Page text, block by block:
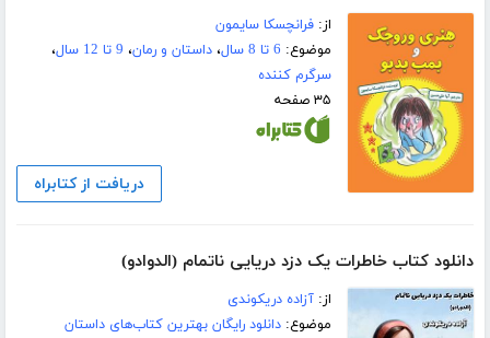
از:فرانچسکا سایمون
موضوع: 6 تا 8 سال ،داستان و رمان، 9 تا 12 سال
،
سرگرم کننده
۳۵ صفحه
دریافت از کتابراه
دانلود کتاب خاطرات یک دزد دریایی ناتمام (الدوادو)
از:آزاده دریکوندی
موضوع:دانلود رایگان بهترین کتاب‌های داستان